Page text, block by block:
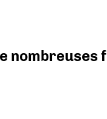
nombreuses